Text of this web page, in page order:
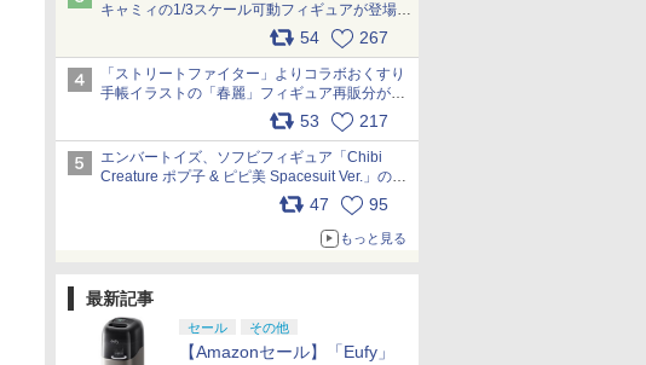
キャミィの1/3スケール可動フィギュアが登場
54 267
「ストリートファイター」よりコラボおくすり
手帳イラストの「春麗」フィギュア再販分が本
日出荷開始 pic.x.com/toUc1MHr41
53 217
エンバートイズ、ソフビフィギュア「Chibi
Creature ポプ子 & ピピ美 Spacesuit Ver.」の発
売中止を発表 pic.x.com/Ri45iFeYjn
47 95
もっと見る
最新記事
セール その他
【Amazonセール】「Eufy」